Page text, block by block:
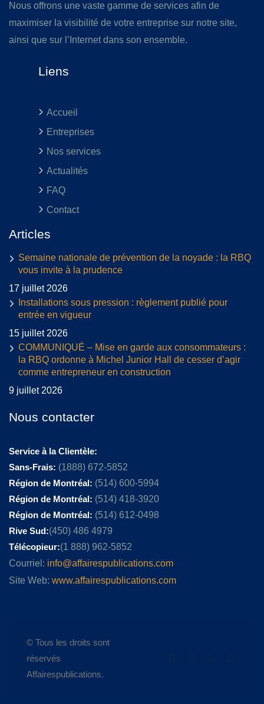
Nous offrons une vaste gamme de services afin de
maximiser la visibilité de votre entreprise sur notre site,
ainsi que sur l’Internet dans son ensemble.
Liens
Accueil
Entreprises
Nos services
Actualités
FAQ
Contact
Articles
Semaine nationale de prévention de la noyade : la RBQ
vous invite à la prudence
17 juillet 2026
Installations sous pression : règlement publié pour
entrée en vigueur
15 juillet 2026
COMMUNIQUÉ – Mise en garde aux consommateurs :
la RBQ ordonne à Michel Junior Hall de cesser d’agir
comme entrepreneur en construction
9 juillet 2026
Nous contacter
Service à la Clientèle:
Sans-Frais: (1888) 672-5852
Région de Montréal: (514) 600-5994
Région de Montréal: (514) 418-3920
Région de Montréal: (514) 612-0498
Rive Sud:(450) 486 4979
Télécopieur:(1 888) 962-5852
Courriel: info@affairespublications.com
Site Web: www.affairespublications.com
© Tous les droits sont
réservés
Affairespublications.